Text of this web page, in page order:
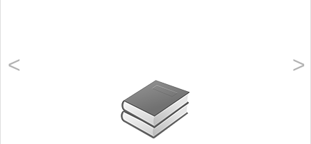
< >